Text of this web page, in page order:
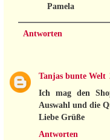
Pamela
Antworten
Tanjas bunte Welt
Ich mag den
Auswahl und die
Liebe Grüße
Antworten